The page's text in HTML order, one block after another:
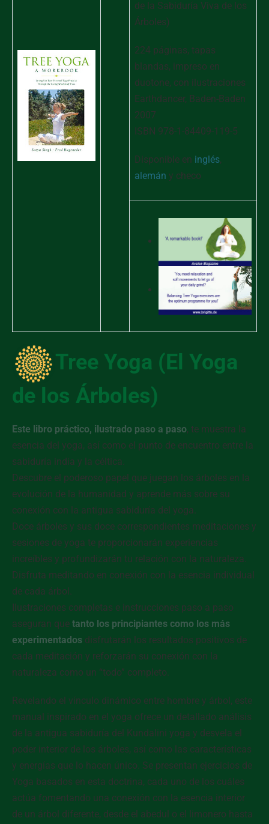
de la Sabiduría Viva de los
Árboles)
224 páginas, tapas
blandas, impreso en
duotone, con ilustraciones
Earthdancer, Baden-Baden
2007
ISBN 978-1-84409-119-5
Disponible en inglés,
alemán y checo
Tree Yoga (El Yoga
de los Árboles)
Este libro práctico, ilustrado paso a paso, te muestra la
esencia del yoga, así como el punto de encuentro entre la
sabiduría india y la céltica.
Descubre el poderoso papel que juegan los árboles en la
evolución de la humanidad y aprende más sobre su
conexión con la antigua sabiduría del yoga.
Doce árboles y sus doce correspondientes meditaciones y
sesiones de yoga te proporcionarán experiencias
increíbles y profundizarán tu relación con la naturaleza.
Disfruta meditando en conexión con la esencia individual
de cada árbol.
Ilustraciones completas e instrucciones paso a paso
aseguran que tanto los principiantes como los más
experimentados disfrutarán los resultados positivos de
cada meditación y reforzarán su conexión con la
naturaleza como un “todo” completo.
Revelando el vínculo dinámico entre hombre y árbol, este
manual inspirado en el yoga ofrece un detallado análisis
de la antigua sabiduría del Kundalini yoga y desvela el
poder interior de los árboles, así como las características
y energías que lo hacen único. Se presentan ejercicios de
Yoga basados en esta doctrina, cada uno de los cuáles
actúa fomentando una conexión con la esencia interior
de un árbol diferente, desde el abedul o el limonero hasta